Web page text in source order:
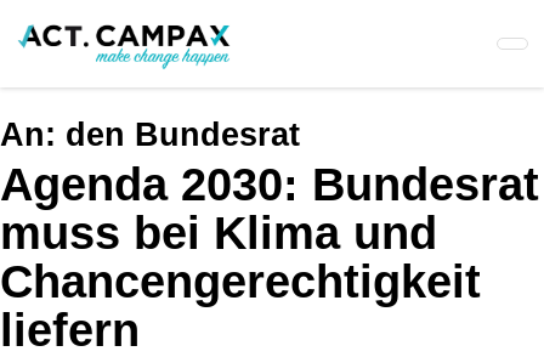
An: den Bundesrat
Agenda 2030: Bundesrat
muss bei Klima und
Chancengerechtigkeit
liefern